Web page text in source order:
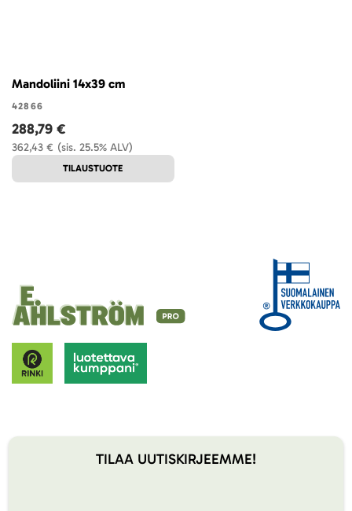
Mandoliini 14x39 cm
42866
(sis. 25.5% ALV)
362,43 €
288,79 €
TILAUSTUOTE
TILAA UUTISKIRJEEMME!